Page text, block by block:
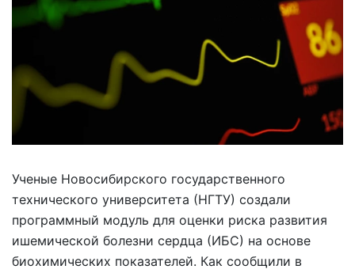
Ученые Новосибирского государственного
технического университета (НГТУ) создали
программный модуль для оценки риска развития
ишемической болезни сердца (ИБС) на основе
биохимических показателей. Как сообщили в